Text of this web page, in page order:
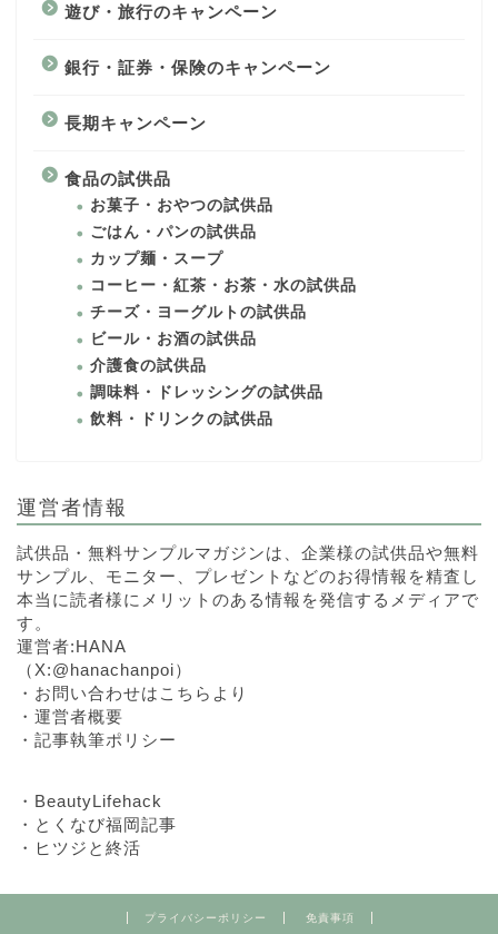
遊び・旅行のキャンペーン
銀行・証券・保険のキャンペーン
長期キャンペーン
食品の試供品
お菓子・おやつの試供品
ごはん・パンの試供品
カップ麺・スープ
コーヒー・紅茶・お茶・水の試供品
チーズ・ヨーグルトの試供品
ビール・お酒の試供品
介護食の試供品
調味料・ドレッシングの試供品
飲料・ドリンクの試供品
運営者情報
試供品・無料サンプルマガジンは、企業様の試供品や無料
サンプル、モニター、プレゼントなどのお得情報を精査し
本当に読者様にメリットのある情報を発信するメディアで
す。
運営者:HANA
（ X:@hanachanpoi）
・ お問い合わせはこちらより
・ 運営者概要
・ 記事執筆ポリシー
・ BeautyLifehack
・ とくなび福岡記事
・ ヒツジと終活
プライバシーポリシー 免責事項